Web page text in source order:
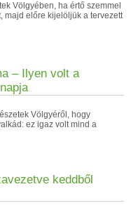
Völgyében, ha értő szemmel
majd előre kijelöljük a tervezett
– Ilyen volt a
Völgyéről, hogy
ez igaz volt mind a
keddből